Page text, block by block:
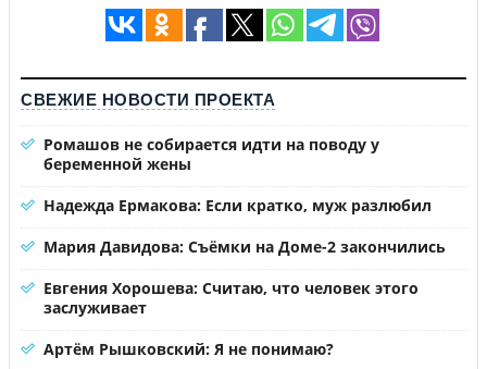
СВЕЖИЕ НОВОСТИ ПРОЕКТА
Ромашов не собирается идти на поводу у
беременной жены
Надежда Ермакова: Если кратко, муж разлюбил
Мария Давидова: Съёмки на Доме-2 закончились
Евгения Хорошева: Считаю, что человек этого
заслуживает
Артём Рышковский: Я не понимаю?